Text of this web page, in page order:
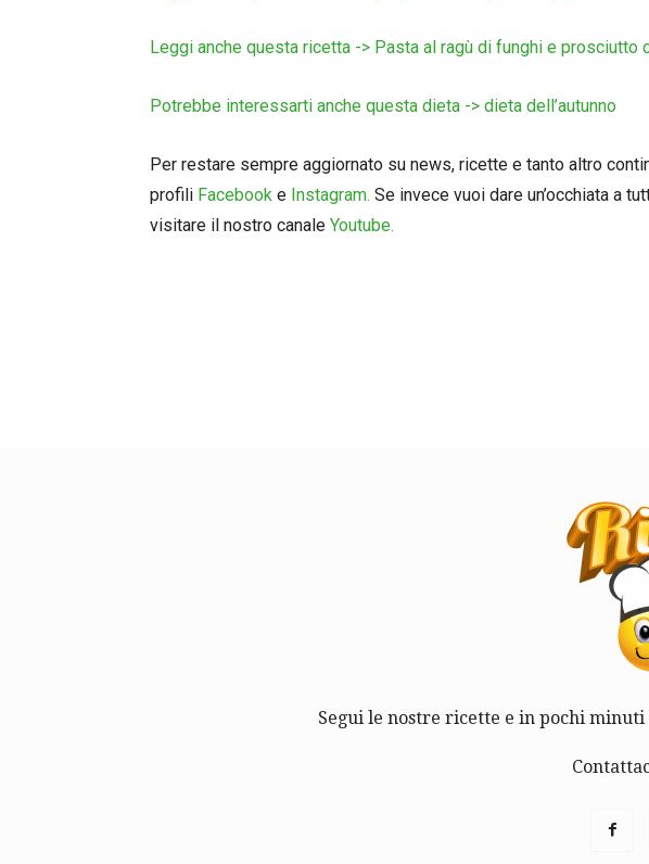
Leggi anche questa ricetta -> Pasta al ragù di funghi e prosciutto
Potrebbe interessarti anche questa dieta -> dieta dell’autunno
Per restare sempre aggiornato su news, ricette e tanto altro
profili Facebook e Instagram. Se invece vuoi dare un’occhiata a
visitare il nostro canale Youtube.
Segui le nostre ricette e in pochi